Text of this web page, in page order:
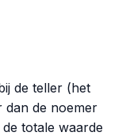
de teller (het
dan de noemer
totale waarde